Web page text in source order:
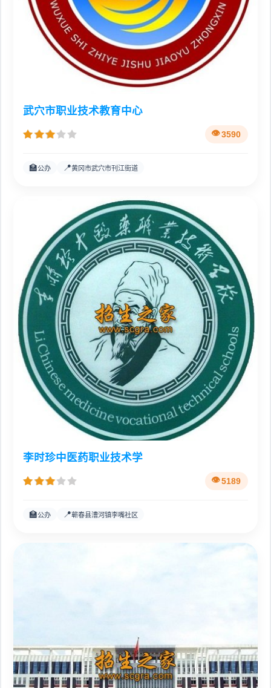
武穴市职业技术教育中心
3590
🏫公办 📍黄冈市武穴市刊江街道
李时珍中医药职业技术学
5189
🏫公办 📍蕲春县漕河镇李嘴社区